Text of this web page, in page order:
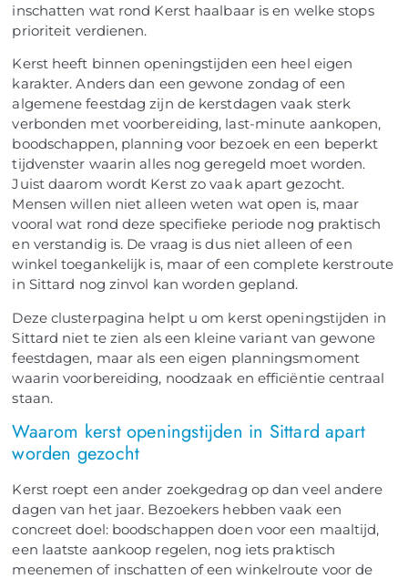
inschatten wat rond Kerst haalbaar is en welke stops
prioriteit verdienen.
Kerst heeft binnen openingstijden een heel eigen
karakter. Anders dan een gewone zondag of een
algemene feestdag zijn de kerstdagen vaak sterk
verbonden met voorbereiding, last-minute aankopen,
boodschappen, planning voor bezoek en een beperkt
tijdvenster waarin alles nog geregeld moet worden.
Juist daarom wordt Kerst zo vaak apart gezocht.
Mensen willen niet alleen weten wat open is, maar
vooral wat rond deze specifieke periode nog praktisch
en verstandig is. De vraag is dus niet alleen of een
winkel toegankelijk is, maar of een complete kerstroute
in Sittard nog zinvol kan worden gepland.
Deze clusterpagina helpt u om kerst openingstijden in
Sittard niet te zien als een kleine variant van gewone
feestdagen, maar als een eigen planningsmoment
waarin voorbereiding, noodzaak en efficiëntie centraal
staan.
Waarom kerst openingstijden in Sittard apart
worden gezocht
Kerst roept een ander zoekgedrag op dan veel andere
dagen van het jaar. Bezoekers hebben vaak een
concreet doel: boodschappen doen voor een maaltijd,
een laatste aankoop regelen, nog iets praktisch
meenemen of inschatten of een winkelroute voor de